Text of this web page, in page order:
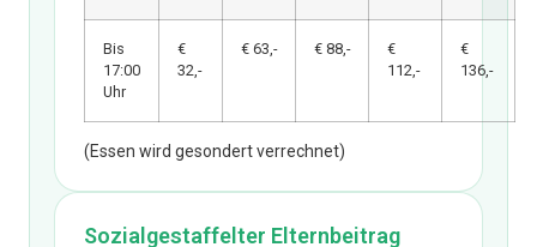
Bis
17:00
Uhr
€
32,-
€ 63,- € 88,-
€
112,-
€
136,-
(Essen wird gesondert verrechnet)
Sozialgestaffelter Elternbeitrag